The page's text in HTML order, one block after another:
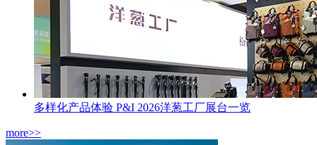
多样化产品体验 P&I 2026洋葱工厂展台一览
more>>